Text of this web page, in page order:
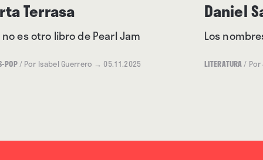
Terrasa
no es otro libro de Pearl Jam
POP/ Por Isabel Guerrero → 05.11.2025
Daniel
Los
LITERATURA/